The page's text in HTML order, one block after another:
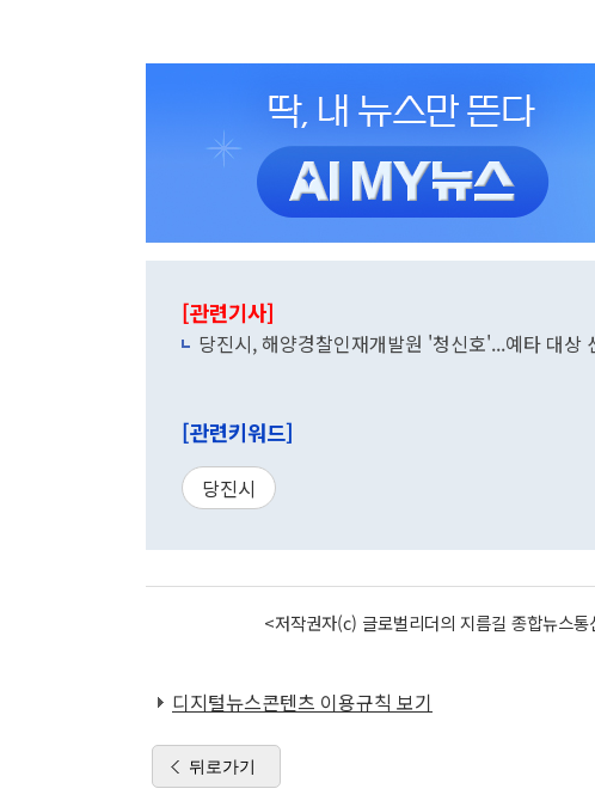
[관련기사]
당진시, 해양경찰인재개발원 '청신호'...예타 대상
[관련키워드]
당진시
<저작권자(c) 글로벌리더의 지름길 종합뉴스
디지털뉴스콘텐츠 이용규칙 보기
뒤로가기